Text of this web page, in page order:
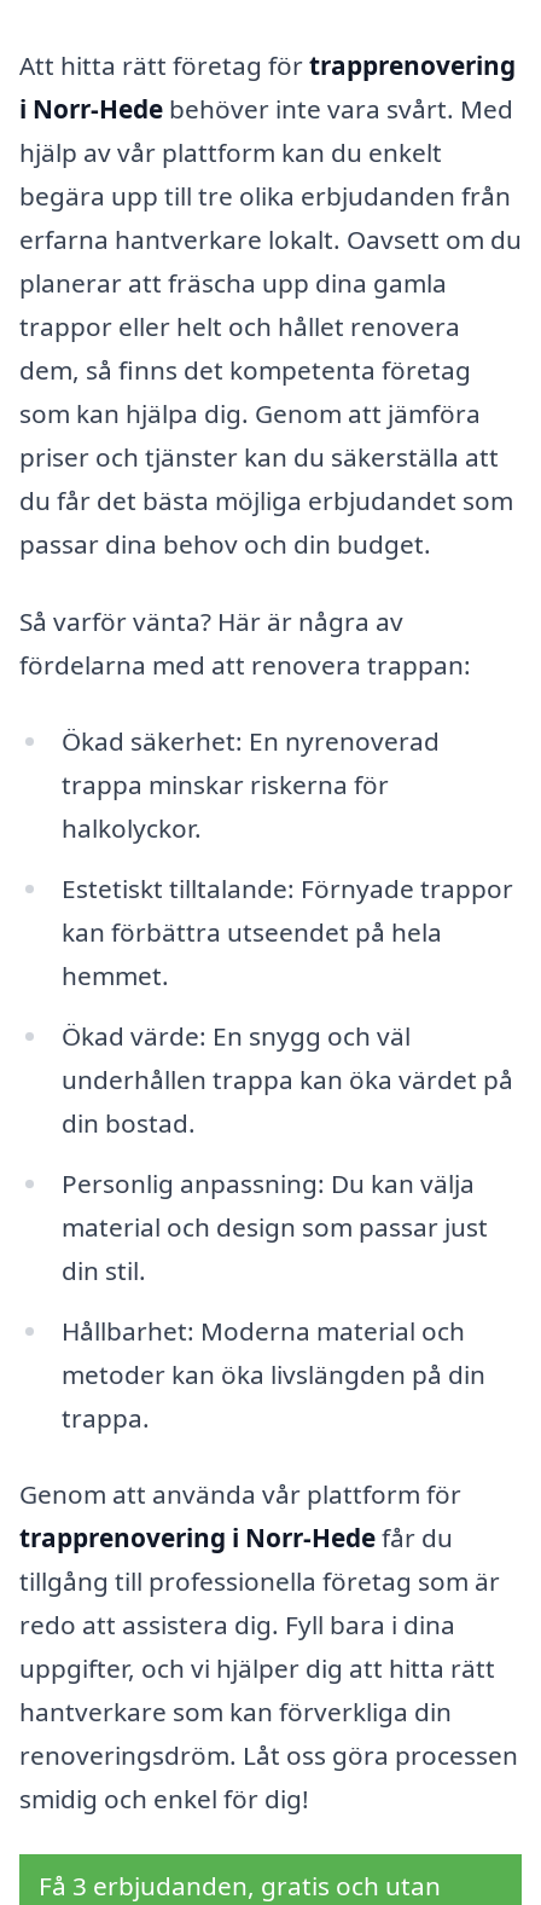
Att hitta rätt företag förtrapprenovering
i Norr-Hede behöver inte vara svårt. Med
hjälp av vår plattform kan du enkelt
begära upp till tre olika erbjudanden från
erfarna hantverkare lokalt. Oavsett om du
planerar att fräscha upp dina gamla
trappor eller helt och hållet renovera
dem, så finns det kompetenta företag
som kan hjälpa dig. Genom att jämföra
priser och tjänster kan du säkerställa att
du får det bästa möjliga erbjudandet som
passar dina behov och din budget.
Så varför vänta? Här är några av
fördelarna med att renovera trappan:
Ökad säkerhet: En nyrenoverad
trappa minskar riskerna för
halkolyckor.
Estetiskt tilltalande: Förnyade trappor
kan förbättra utseendet på hela
hemmet.
Ökad värde: En snygg och väl
underhållen trappa kan öka värdet på
din bostad.
Personlig anpassning: Du kan välja
material och design som passar just
din stil.
Hållbarhet: Moderna material och
metoder kan öka livslängden på din
trappa.
Genom att använda vår plattform för
trapprenovering i Norr-Hedefår du
tillgång till professionella företag som är
redo att assistera dig. Fyll bara i dina
uppgifter, och vi hjälper dig att hitta rätt
hantverkare som kan förverkliga din
renoveringsdröm. Låt oss göra processen
smidig och enkel för dig!
Få 3 erbjudanden, gratis och utan